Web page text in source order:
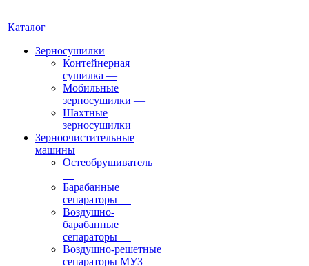
Каталог
Зерносушилки
Контейнерная
сушилка —
Мобильные
зерносушилки —
Шахтные
зерносушилки
Зерноочистительные
машины
Остеобрушиватель
—
Барабанные
сепараторы —
Воздушно-
барабанные
сепараторы —
Воздушно-решетные
сепараторы МУЗ —